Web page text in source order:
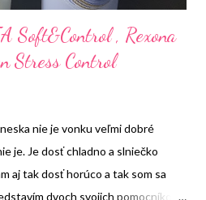
Soft&Control , Rexona
Stress Control
nie je vonku veľmi dobré
je. Je dosť chladno a slniečko
aj tak dosť horúco a tak som sa
dvoch svojich pomocníkov.